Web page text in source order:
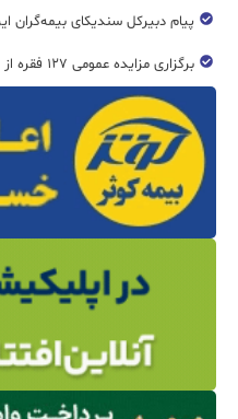
پیام دبیرکل سندیکای بیمه‌گران
برگزاری مزایده عمومی ۱۲۷ فقره از املاك مازاد بانك ملت